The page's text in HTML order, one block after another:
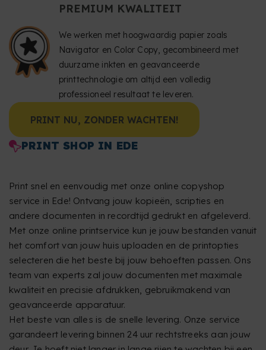
PREMIUM KWALITEIT
We werken met hoogwaardig papier zoals
Navigator en Color Copy, gecombineerd met
duurzame inkten en geavanceerde
printtechnologie om altijd een volledig
professioneel resultaat te leveren.
PRINT NU, ZONDER WACHTEN!
PRINT SHOP IN EDE
Print snel en eenvoudig met onze online copyshop
service in Ede! Ontvang jouw kopieën, scripties en
andere documenten in recordtijd gedrukt en afgeleverd.
Met onze online printservice kun je jouw bestanden vanuit
het comfort van jouw huis uploaden en de printopties
selecteren die het beste bij jouw behoeften passen. Ons
team van experts zal jouw documenten met maximale
kwaliteit en precisie afdrukken, gebruikmakend van
geavanceerde apparatuur.
Het beste van alles is de snelle levering. Onze service
garandeert levering binnen 24 uur rechtstreeks aan jouw